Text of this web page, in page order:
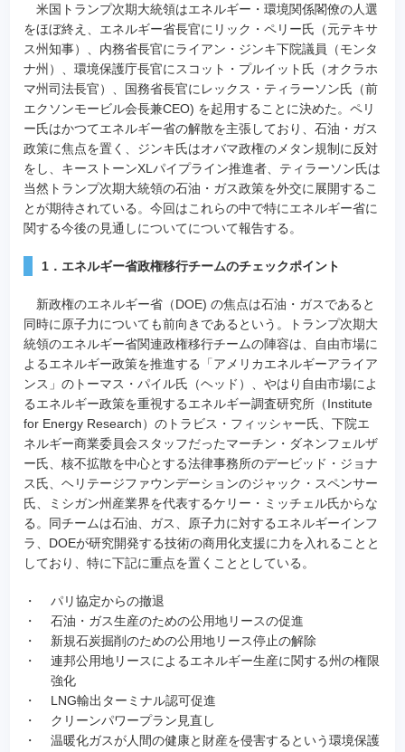
o
o
k
米国トランプ次期大統領はエネルギー・環境関係閣僚の人選
をほぼ終え、エネルギー省長官にリック・ペリー氏（元テキサ
ス州知事）、内務省長官にライアン・ジンキ下院議員（モンタ
ナ州）、環境保護庁長官にスコット・プルイット氏（オクラホ
マ州司法長官）、国務省長官にレックス・ティラーソン氏（前
エクソンモービル会長兼CEO) を起用することに決めた。ペリ
ー氏はかつてエネルギー省の解散を主張しており、石油・ガス
政策に焦点を置く、ジンキ氏はオバマ政権のメタン規制に反対
をし、キーストーンXLパイプライン推進者、ティラーソン氏は
当然トランプ次期大統領の石油・ガス政策を外交に展開するこ
とが期待されている。今回はこれらの中で特にエネルギー省に
関する今後の見通しについてについて報告する。
1．エネルギー省政権移行チームのチェックポイント
新政権のエネルギー省（DOE) の焦点は石油・ガスであると
同時に原子力についても前向きであるという。トランプ次期大
統領のエネルギー省関連政権移行チームの陣容は、自由市場に
よるエネルギー政策を推進する「アメリカエネルギーアライア
ンス」のトーマス・パイル氏（ヘッド）、やはり自由市場によ
るエネルギー政策を重視するエネルギー調査研究所（Institute
for Energy Research）のトラビス・フィッシャー氏、下院エ
ネルギー商業委員会スタッフだったマーチン・ダネンフェルザ
ー氏、核不拡散を中心とする法律事務所のデービッド・ジョナ
ス氏、ヘリテージファウンデーションのジャック・スペンサー
氏、ミシガン州産業界を代表するケリー・ミッチェル氏からな
る。同チームは石油、ガス、原子力に対するエネルギーインフ
ラ、DOEが研究開発する技術の商用化支援に力を入れることと
しており、特に下記に重点を置くこととしている。
・
パリ協定からの撤退
・
石油・ガス生産のための公用地リースの促進
・
新規石炭掘削のための公用地リース停止の解除
・
連邦公用地リースによるエネルギー生産に関する州の権限
強化
・
LNG輸出ターミナル認可促進
・
クリーンパワープラン見直し
・
温暖化ガスが人間の健康と財産を侵害するという環境保護